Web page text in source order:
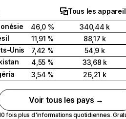
Tous les
46,0 %
340,44 k
11,91 %
88,17 k
Unis
7,42 %
54,9 k
4,55 %
33,68 k
3,54 % 26,21 k
Voir tous les pays →
fois plus d'informations quotidiennes.